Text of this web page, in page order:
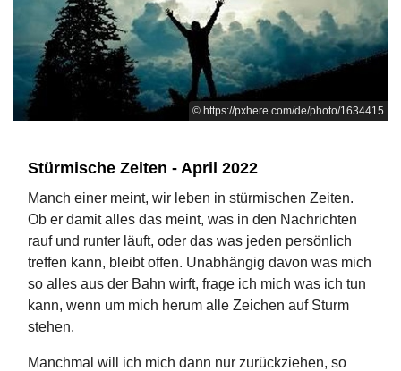
© https://pxhere.com/de/photo/1634415
Stürmische Zeiten - April 2022
Manch einer meint, wir leben in stürmischen Zeiten.
Ob er damit alles das meint, was in den Nachrichten
rauf und runter läuft, oder das was jeden persönlich
treffen kann, bleibt offen. Unabhängig davon was mich
so alles aus der Bahn wirft, frage ich mich was ich tun
kann, wenn um mich herum alle Zeichen auf Sturm
stehen.
Manchmal will ich mich dann nur zurückziehen, so